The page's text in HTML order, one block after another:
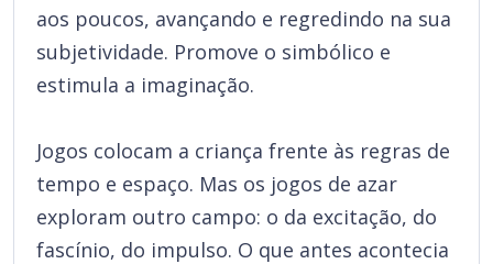
aos poucos, avançando e regredindo na sua
subjetividade. Promove o simbólico e
estimula a imaginação.
Jogos colocam a criança frente às regras de
tempo e espaço. Mas os jogos de azar
exploram outro campo: o da excitação, do
fascínio, do impulso. O que antes acontecia